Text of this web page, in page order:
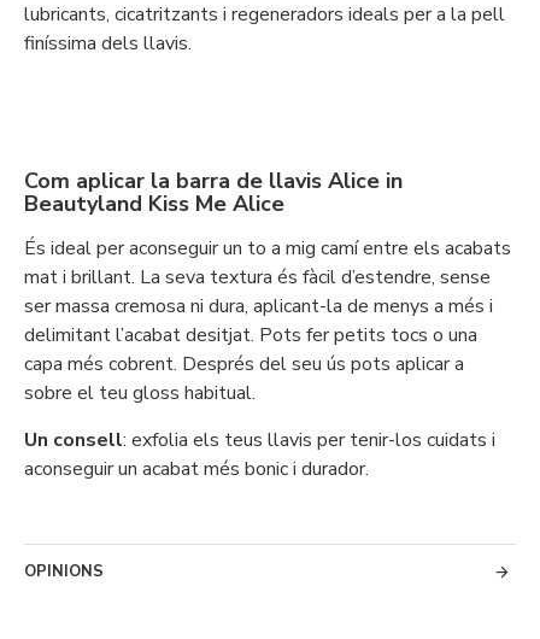
lubricants, cicatritzants i regeneradors ideals per a la pell
finíssima dels llavis.
Com aplicar la barra de llavis Alice in
Beautyland Kiss Me Alice
És ideal per aconseguir un to a mig camí entre els acabats
mat i brillant. La seva textura és fàcil d’estendre, sense
ser massa cremosa ni dura, aplicant-la de menys a més i
delimitant l’acabat desitjat. Pots fer petits tocs o una
capa més cobrent. Després del seu ús pots aplicar a
sobre el teu gloss habitual.
Un consell: exfolia els teus llavis per tenir-los cuidats i
aconseguir un acabat més bonic i durador.
OPINIONS